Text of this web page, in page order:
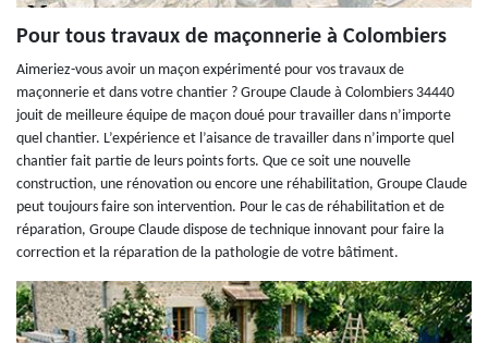
Pour tous travaux de maçonnerie à Colombiers
Aimeriez-vous avoir un maçon expérimenté pour vos travaux de
maçonnerie et dans votre chantier ? Groupe Claude à Colombiers 34440
jouit de meilleure équipe de maçon doué pour travailler dans n’importe
quel chantier. L’expérience et l’aisance de travailler dans n’importe quel
chantier fait partie de leurs points forts. Que ce soit une nouvelle
construction, une rénovation ou encore une réhabilitation, Groupe Claude
peut toujours faire son intervention. Pour le cas de réhabilitation et de
réparation, Groupe Claude dispose de technique innovant pour faire la
correction et la réparation de la pathologie de votre bâtiment.